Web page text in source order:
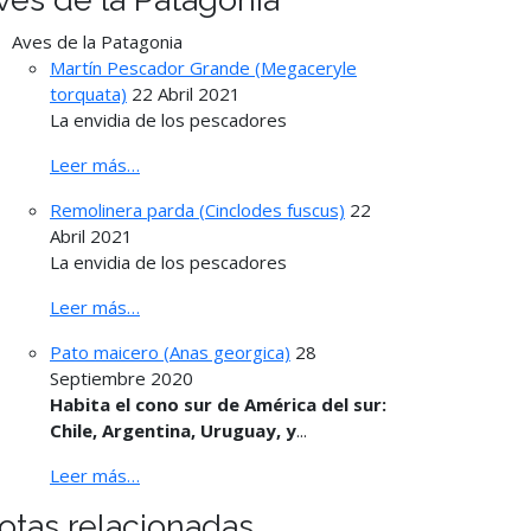
Aves de la Patagonia
Martín Pescador Grande (Megaceryle
torquata) 22 Abril 2021
La envidia de los pescadores
Leer más…
Remolinera parda (Cinclodes fuscus) 22
Abril 2021
La envidia de los pescadores
Leer más…
Pato maicero (Anas georgica) 28
Septiembre 2020
Habita el cono sur de América del sur:
Chile, Argentina, Uruguay, y...
Leer más…